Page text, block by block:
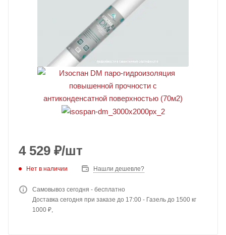
4 529 ₽/шт
Нет в наличии Нашли дешевле?
Самовывоз сегодня - бесплатно
Доставка сегодня при заказе до 17:00 - Газель до 1500 кг
1000 ₽,